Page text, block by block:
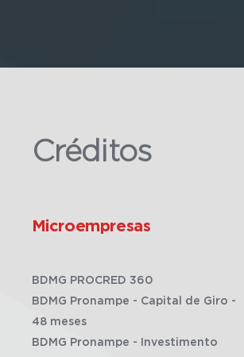
Créditos
Microempresas
BDMG PROCRED 360
BDMG Pronampe - Capital de Giro -
48 meses
BDMG Pronampe - Investimento